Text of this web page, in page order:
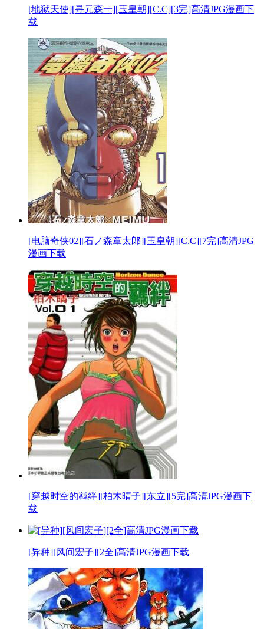
[地狱天使][寻元森一][玉皇朝][C.C][3完]高清JPG漫画下
载
[电脑奇侠02][石ノ森章太郎][玉皇朝][C.C][7完]高清JPG
漫画下载
[穿越时空的羁绊][柏木晴子][东立][5完]高清JPG漫画下
载
[异种][风间宏子][2全]高清JPG漫画下载